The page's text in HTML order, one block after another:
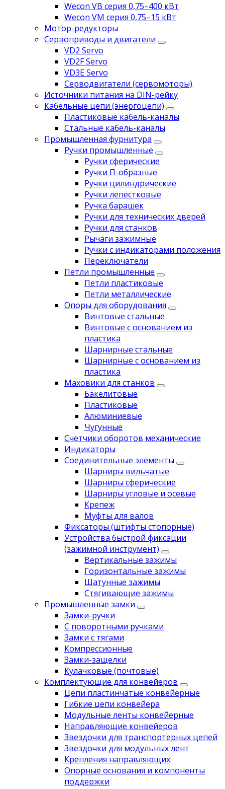
Wecon VB серия 0,75–400 кВт
Wecon VM серия 0,75–15 кВт
Мотор-редукторы
Сервоприводы и двигатели
VD2 Servo
VD2F Servo
VD3E Servo
Серводвигатели (сервомоторы)
Источники питания на DIN-рейку
Кабельные цепи (энергоцепи)
Пластиковые кабель-каналы
Стальные кабель-каналы
Промышленная фурнитура
Ручки промышленные
Ручки сферические
Ручки П-образные
Ручки цилиндрические
Ручки лепестковые
Ручка барашек
Ручки для технических дверей
Ручки для станков
Рычаги зажимные
Ручки с индикаторами положения
Переключатели
Петли промышленные
Петли пластиковые
Петли металлические
Опоры для оборудования
Винтовые стальные
Винтовые с основанием из
пластика
Шарнирные стальные
Шарнирные с основанием из
пластика
Маховики для станков
Бакелитовые
Пластиковые
Алюминиевые
Чугунные
Счетчики оборотов механические
Индикаторы
Соединительные элементы
Шарниры вильчатые
Шарниры сферические
Шарниры угловые и осевые
Крепеж
Муфты для валов
Фиксаторы (штифты стопорные)
Устройства быстрой фиксации
(зажимной инструмент)
Вертикальные зажимы
Горизонтальные зажимы
Шатунные зажимы
Стягивающие зажимы
Промышленные замки
Замки-ручки
С поворотными ручками
Замки с тягами
Компрессионные
Замки-защелки
Кулачковые (почтовые)
Комплектующие для конвейеров
Цепи пластинчатые конвейерные
Гибкие цепи конвейера
Модульные ленты конвейерные
Направляющие конвейеров
Звездочки для транспортерных цепей
Звездочки для модульных лент
Крепления направляющих
Опорные основания и компоненты
поддержки